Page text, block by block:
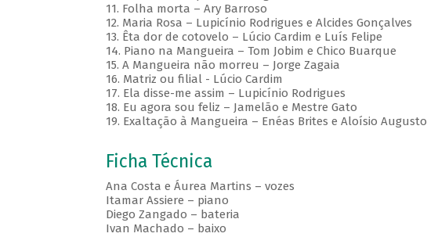
11. Folha morta – Ary Barroso
12. Maria Rosa – Lupicínio Rodrigues e Alcides Gonçalves
13. Êta dor de cotovelo – Lúcio Cardim e Luís Felipe
14. Piano na Mangueira – Tom Jobim e Chico Buarque
15. A Mangueira não morreu – Jorge Zagaia
16. Matriz ou filial - Lúcio Cardim
17. Ela disse-me assim – Lupicínio Rodrigues
18. Eu agora sou feliz – Jamelão e Mestre Gato
19. Exaltação à Mangueira – Enéas Brites e Aloísio Augusto
Ficha Técnica
Ana Costa e Áurea Martins – vozes
Itamar Assiere – piano
Diego Zangado – bateria
Ivan Machado – baixo